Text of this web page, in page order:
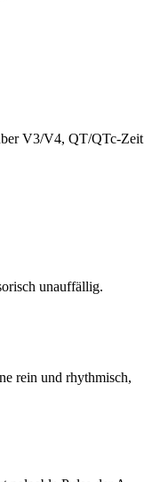
V3/V4, QT/QTc-Zeit
unauffällig.
rein und rhythmisch,